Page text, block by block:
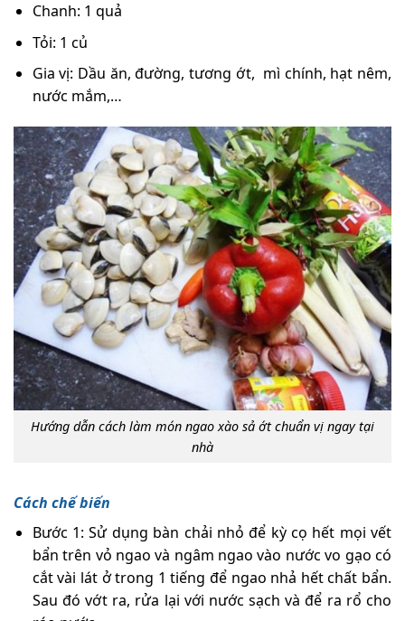
Chanh: 1 quả
Tỏi: 1 củ
Gia vị: Dầu ăn, đường, tương ớt, mì chính, hạt nêm,
nước mắm,…
Hướng dẫn cách làm món ngao xào sả ớt chuẩn vị ngay tại
nhà
Cách chế biến
Bước 1: Sử dụng bàn chải nhỏ để kỳ cọ hết mọi vết
bẩn trên vỏ ngao và ngâm ngao vào nước vo gạo có
cắt vài lát ở trong 1 tiếng để ngao nhả hết chất bẩn.
Sau đó vớt ra, rửa lại với nước sạch và để ra rổ cho